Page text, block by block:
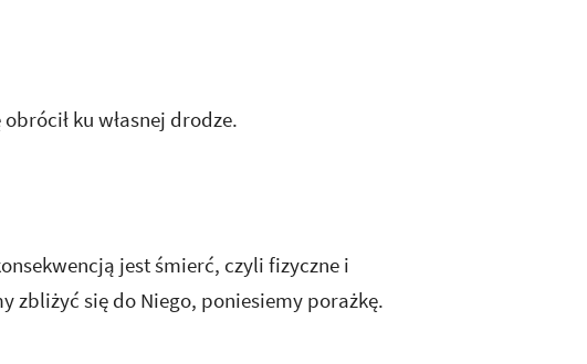
ku własnej drodze.
jest śmierć, czyli fizyczne i
zbliżyć się do Niego, poniesiemy porażkę.